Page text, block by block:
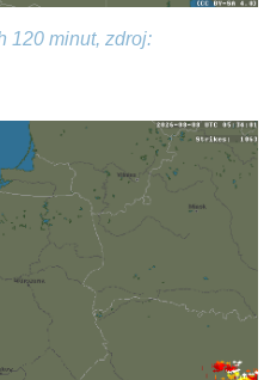
120 minut, zdroj: